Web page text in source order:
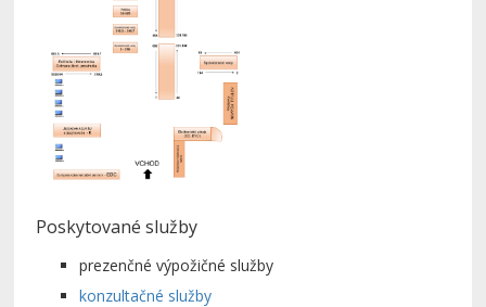
Poskytované služby
prezenčné výpožičné služby
konzultačné služby